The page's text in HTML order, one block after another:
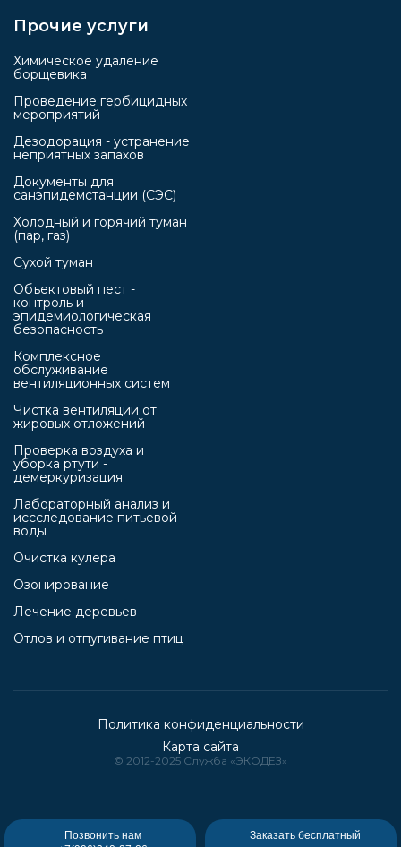
Позвонить нам
Заказать бесплатный
Прочие услуги
Химическое удаление
борщевика
Проведение гербицидных
мероприятий
Дезодорация - устранение
неприятных запахов
Документы для
санэпидемстанции (СЭС)
Холодный и горячий туман
(пар, газ)
Сухой туман
Объектовый пест -
контроль и
эпидемиологическая
безопасность
Комплексное
обслуживание
вентиляционных систем
Чистка вентиляции от
жировых отложений
Проверка воздуха и
уборка ртути -
демеркуризация
Лабораторный анализ и
иссследование питьевой
воды
Очистка кулера
Озонирование
Лечение деревьев
Отлов и отпугивание птиц
Политика конфиденциальности
Карта сайта
© 2012-2025 Cлужба «ЭКОДЕЗ»